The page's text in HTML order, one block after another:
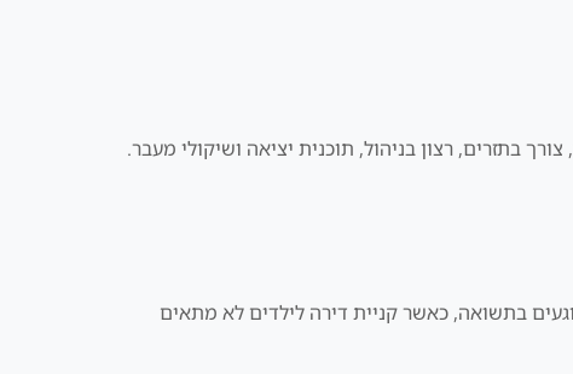
בתזרים, רצון בניהול, תוכנית יציאה ושיקולי מעבר.
בתשואה, כאשר קניית דירה לילדים לא מתאים